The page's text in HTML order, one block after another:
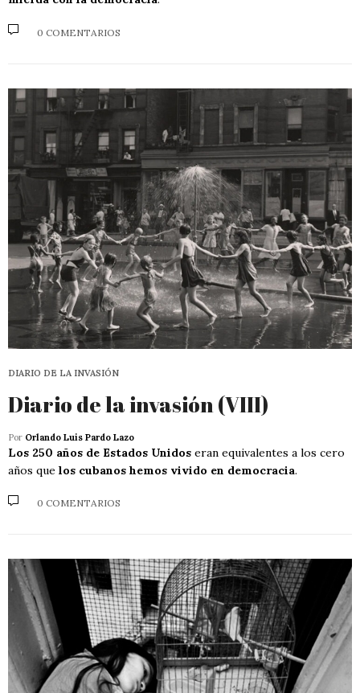
0 COMENTARIOS
DIARIO DE LA INVASIÓN
Diario de la invasión (VIII)
Por Orlando Luis Pardo Lazo
Los 250 años de Estados Unidos eran equivalentes a los cero
años que los cubanos hemos vivido en democracia.
0 COMENTARIOS